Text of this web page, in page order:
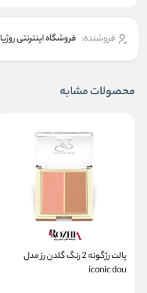
فروشنده: فروشگاه اینترنتی روژیا
محصولات مشابه
پالت رژگونه 2 رنگ گلدن رز مدل
iconic dou